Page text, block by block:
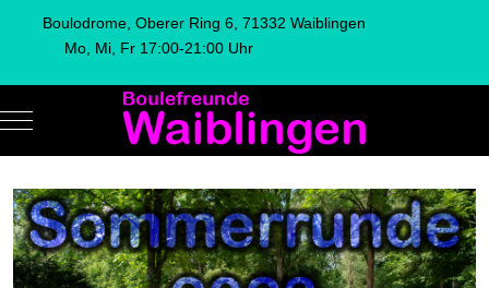
Boulodrome, Oberer Ring 6, 71332 Waiblingen
Mo, Mi, Fr 17:00-21:00 Uhr
Mobile Menu Toggle